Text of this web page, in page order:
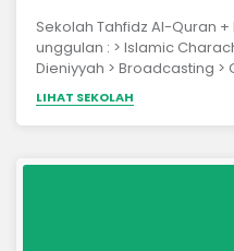
Sekolah Tahfidz Al-Quran
unggulan : > Islamic
Dieniyyah > Broadcasting
> E-Commerce
LIHAT SEKOLAH